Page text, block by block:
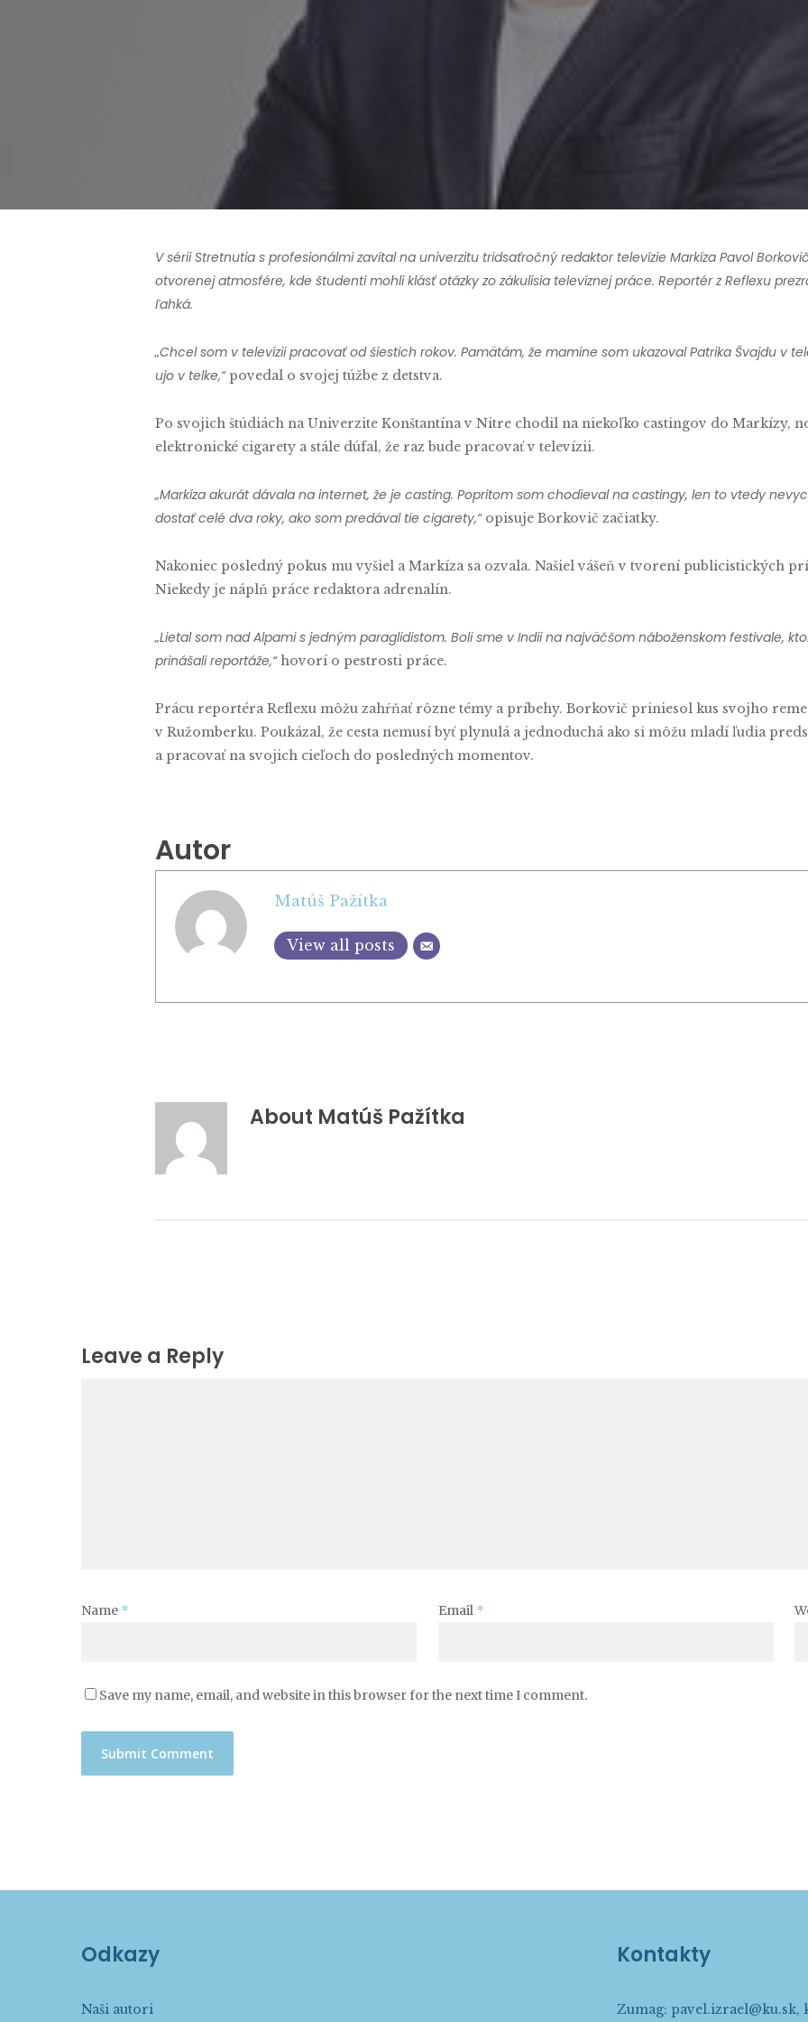
Matúš Pažítka
V sérii Stretnutia s profesionálmi zavítal na univerzitu tridsaťročný redaktor televízie Markíza Pavol
otvorenej atmosfére, kde študenti mohli klásť otázky zo zákulisia televíznej práce. Reportér z Reflexu
ľahká.
„Chcel som v televízii pracovať od šiestich rokov. Pamätám, že mamine som ukazoval Patrika Švajdu v
ujo v telke,“povedal o svojej túžbe z detstva.
Po svojich štúdiách na Univerzite Konštantína v Nitre chodil na niekoľko castingov do Markízy,
elektronické cigarety a stále dúfal, že raz bude pracovať v televízii.
„Markíza akurát dávala na internet, že je casting. Popritom som chodieval na castingy, len to vtedy
dostať celé dva roky, ako som predával tie cigarety,“opisuje Borkovič začiatky.
Nakoniec posledný pokus mu vyšiel a Markíza sa ozvala. Našiel vášeň v tvorení publicistických
Niekedy je náplň práce redaktora adrenalín.
„Lietal som nad Alpami s jedným paraglidistom. Boli sme v Indii na najväčšom náboženskom festivale,
prinášali reportáže,“ hovorí o pestrosti práce.
Prácu reportéra Reflexu môžu zahŕňať rôzne témy a príbehy. Borkovič priniesol kus svojho
v Ružomberku. Poukázal, že cesta nemusí byť plynulá a jednoduchá ako si môžu mladí ľudia
a pracovať na svojich cieľoch do posledných momentov.
Autor
Matúš Pažítka
View all posts
About Matúš Pažítka
Leave a Reply
Name * Email *
Save my name, email, and website in this browser for the next time I comment.
Odkazy
Naši autori
Kontakty
Zumag: pavel.izrael@ku.sk,